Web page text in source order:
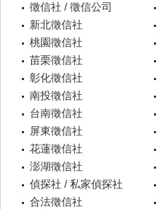
徵信社 / 徵信公司
新北徵信社
桃園徵信社
苗栗徵信社
彰化徵信社
南投徵信社
台南徵信社
屏東徵信社
花蓮徵信社
澎湖徵信社
偵探社 / 私家偵探社
合法徵信社